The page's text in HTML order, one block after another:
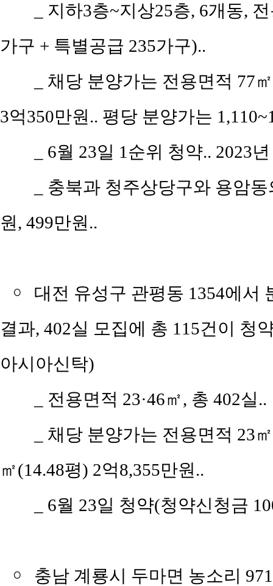
지하3층~지상25층, 6개동,
가구 + 특별공급 235가구)..
채당 분양가는 전용면적 77
3억350만원.. 평당 분양가는
6월 23일 1순위 청약.. 2023
충북과 청주상당구와 용암
원, 499만원..
￮
대전 유성구 관평동 1354에서
결과, 402실 모집에 총 115건이 청
아시아신탁)
전용면적 23·46㎡, 총 402실..
채당 분양가는 전용면적 23
㎡(14.48평) 2억8,355만원..
6월 23일 청약(청약신청금
￮
충남 계룡시 두마면 농소리